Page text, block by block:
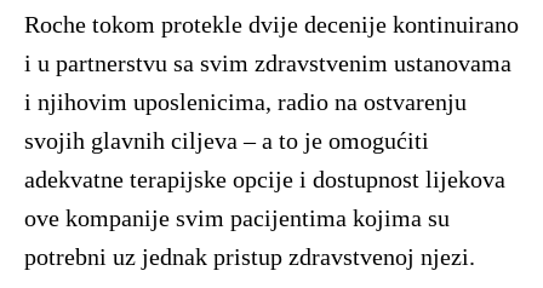
Roche tokom protekle dvije decenije kontinuirano
i u partnerstvu sa svim zdravstvenim ustanovama
i njihovim uposlenicima, radio na ostvarenju
svojih glavnih ciljeva – a to je omogućiti
adekvatne terapijske opcije i dostupnost lijekova
ove kompanije svim pacijentima kojima su
potrebni uz jednak pristup zdravstvenoj njezi.